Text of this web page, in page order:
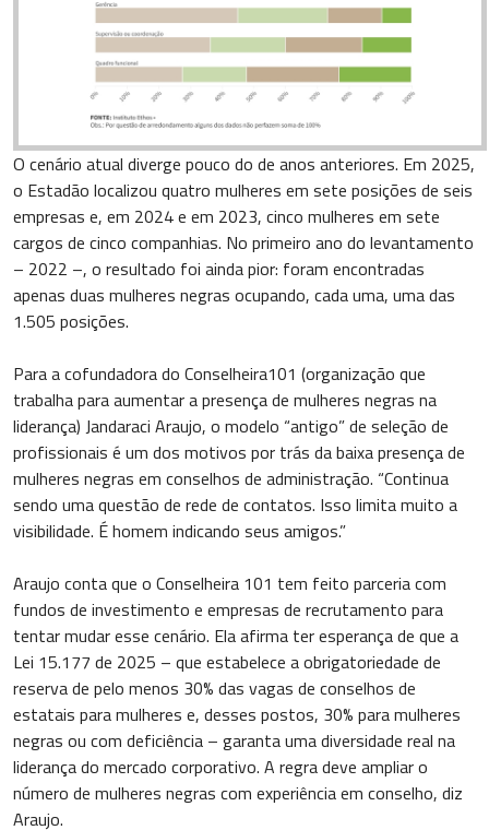
O cenário atual diverge pouco do de anos anteriores. Em 2025,
o Estadão localizou quatro mulheres em sete posições de seis
empresas e, em 2024 e em 2023, cinco mulheres em sete
cargos de cinco companhias. No primeiro ano do levantamento
– 2022 –, o resultado foi ainda pior: foram encontradas
apenas duas mulheres negras ocupando, cada uma, uma das
1.505 posições.
Para a cofundadora do Conselheira101 (organização que
trabalha para aumentar a presença de mulheres negras na
liderança) Jandaraci Araujo, o modelo “antigo” de seleção de
profissionais é um dos motivos por trás da baixa presença de
mulheres negras em conselhos de administração. “Continua
sendo uma questão de rede de contatos. Isso limita muito a
visibilidade. É homem indicando seus amigos.”
Araujo conta que o Conselheira 101 tem feito parceria com
fundos de investimento e empresas de recrutamento para
tentar mudar esse cenário. Ela afirma ter esperança de que a
Lei 15.177 de 2025 – que estabelece a obrigatoriedade de
reserva de pelo menos 30% das vagas de conselhos de
estatais para mulheres e, desses postos, 30% para mulheres
negras ou com deficiência – garanta uma diversidade real na
liderança do mercado corporativo. A regra deve ampliar o
número de mulheres negras com experiência em conselho, diz
Araujo.